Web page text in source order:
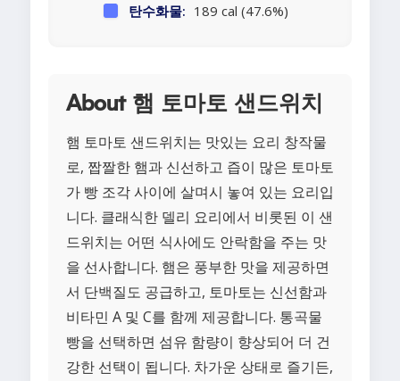
탄수화물: 189 cal (47.6%)
About 햄 토마토 샌드위치
햄 토마토 샌드위치는 맛있는 요리 창작물
로, 짭짤한 햄과 신선하고 즙이 많은 토마토
가 빵 조각 사이에 살며시 놓여 있는 요리입
니다. 클래식한 델리 요리에서 비롯된 이 샌
드위치는 어떤 식사에도 안락함을 주는 맛
을 선사합니다. 햄은 풍부한 맛을 제공하면
서 단백질도 공급하고, 토마토는 신선함과
비타민 A 및 C를 함께 제공합니다. 통곡물
빵을 선택하면 섬유 함량이 향상되어 더 건
강한 선택이 됩니다. 차가운 상태로 즐기든,